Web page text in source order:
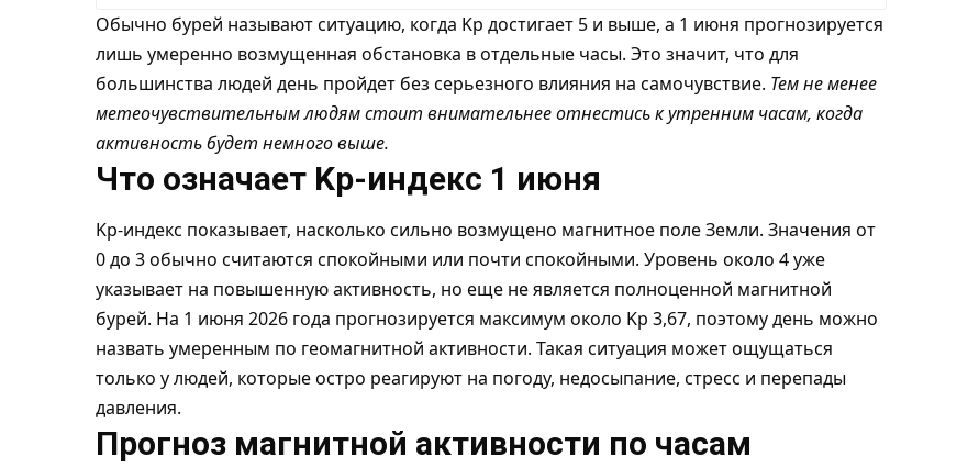
Обычно бурей называют ситуацию, когда Kp достигает 5 и выше, а 1 июня прогнозируется
лишь умеренно возмущенная обстановка в отдельные часы. Это значит, что для
большинства людей день пройдет без серьезного влияния на самочувствие. Тем не менее
метеочувствительным людям стоит внимательнее отнестись к утренним часам, когда
активность будет немного выше.
Что означает Kp-индекс 1 июня
Kp-индекс показывает, насколько сильно возмущено магнитное поле Земли. Значения от
0 до 3 обычно считаются спокойными или почти спокойными. Уровень около 4 уже
указывает на повышенную активность, но еще не является полноценной магнитной
бурей. На 1 июня 2026 года прогнозируется максимум около Kp 3,67, поэтому день можно
назвать умеренным по геомагнитной активности. Такая ситуация может ощущаться
только у людей, которые остро реагируют на погоду, недосыпание, стресс и перепады
давления.
Прогноз магнитной активности по часам